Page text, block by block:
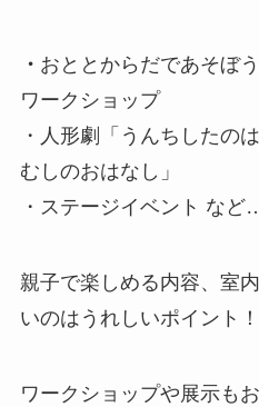
・ おととからだであそぼ
ワークショップ
・人形劇「うんちしたの
むしのおはなし」
・ステージイベント な
親子で楽しめる内容、室
いのはうれしいポイント！
ワークショップや展示も